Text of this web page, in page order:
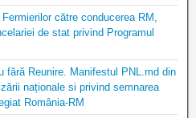
către conducerea RM,
de stat privind Programul
fără Reunire. Manifestul PNL.md din
naționale si privind semnarea
România-RM